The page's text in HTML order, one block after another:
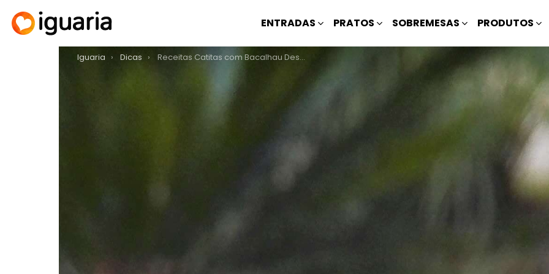
ENTRADAS PRATOS SOBREMESAS PRODUTOS
You are here:
Iguaria Dicas Receitas Catitas com Bacalhau Desfiado